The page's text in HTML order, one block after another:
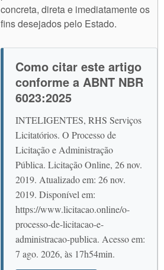
concreta, direta e imediatamente os
fins desejados pelo Estado.
Como citar este artigo
conforme a ABNT NBR
6023:2025
INTELIGENTES, RHS Serviços
Licitatórios. O Processo de
Licitação e Administração
Pública. Licitação Online, 26 nov.
2019. Atualizado em: 26 nov.
2019. Disponível em:
https://www.licitacao.online/o-
processo-de-licitacao-e-
administracao-publica. Acesso em:
7 ago. 2026, às 17h54min.